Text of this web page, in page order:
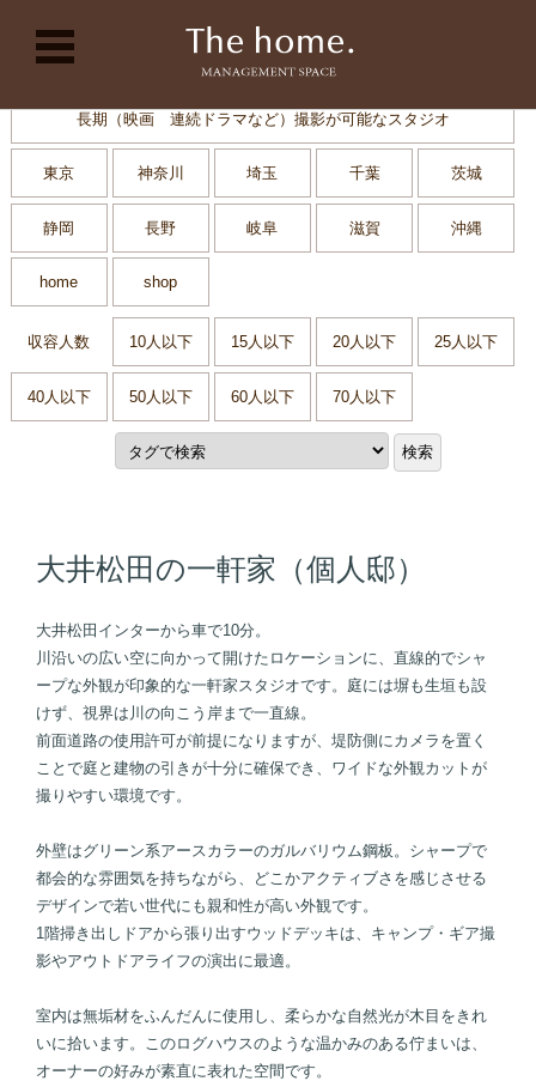
コンテンツに移動
長期（映画 連続ドラマなど）撮影が可能なスタジオ
東京 神奈川 埼玉 千葉 茨城
静岡 長野 岐阜 滋賀 沖縄
home shop
収容人数 10人以下 15人以下 20人以下 25人以下
40人以下 50人以下 60人以下 70人以下
大井松田の一軒家（個人邸）
大井松田インターから車で10分。
川沿いの広い空に向かって開けたロケーションに、直線的でシャ
ープな外観が印象的な一軒家スタジオです。庭には塀も生垣も設
けず、視界は川の向こう岸まで一直線。
前面道路の使用許可が前提になりますが、堤防側にカメラを置く
ことで庭と建物の引きが十分に確保でき、ワイドな外観カットが
撮りやすい環境です。
外壁はグリーン系アースカラーのガルバリウム鋼板。シャープで
都会的な雰囲気を持ちながら、どこかアクティブさを感じさせる
デザインで若い世代にも親和性が高い外観です。
1階掃き出しドアから張り出すウッドデッキは、キャンプ・ギア撮
影やアウトドアライフの演出に最適。
室内は無垢材をふんだんに使用し、柔らかな自然光が木目をきれ
いに拾います。このログハウスのような温かみのある佇まいは、
オーナーの好みが素直に表れた空間です。